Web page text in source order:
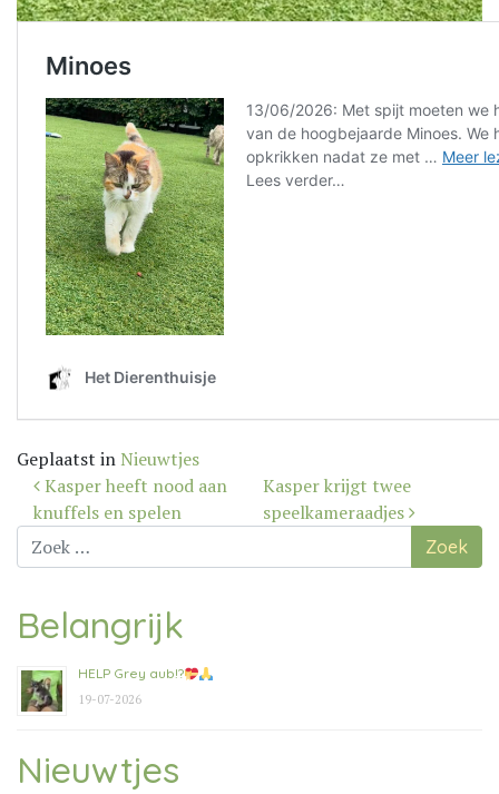
Geplaatst in Nieuwtjes
Bericht
navigatie
Kasper heeft nood aan
knuffels en spelen
Kasper krijgt twee
speelkameraadjes
Zoek
naar:
Belangrijk
HELP Grey aub!?
19-07-2026
Nieuwtjes